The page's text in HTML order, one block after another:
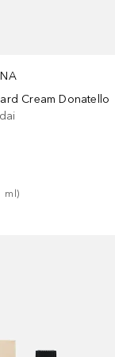
Cream Donatello
ml)